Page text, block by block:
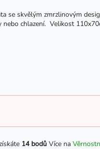
se skvělým zmrzlinovým
nebo chlazení. Velikost
14 bodů Více na